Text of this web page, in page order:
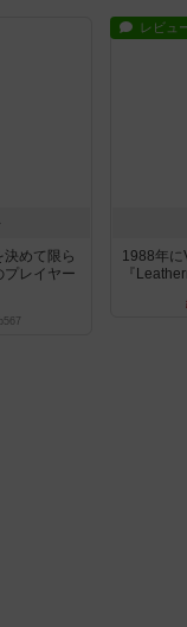
めて限ら
プレイヤー
レビュ
1988年に
『